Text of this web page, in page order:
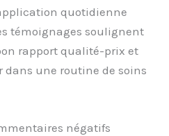
quotidienne
témoignages soulignent
rapport qualité-prix et
dans une routine de soins
négatifs